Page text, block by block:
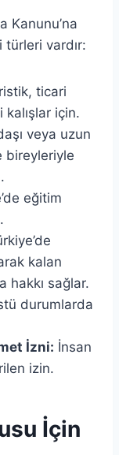
Kanunu’na
türleri vardır:
ticari
kalışlar için.
veya uzun
bireyleriyle
eğitim
kalan
hakkı sağlar.
durumlarda
İzni: İnsan
izin.
İçin